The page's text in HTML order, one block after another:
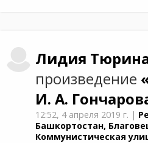
Лидия
произведение
И. А.
12:52, 4 апреля 2019 г. |
Башкортостан,
Коммунистическая